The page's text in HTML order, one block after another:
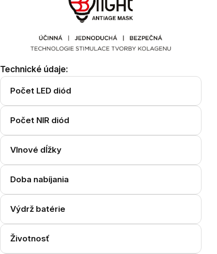
Technické údaje:
Počet LED diód
Počet NIR diód
Vlnové dĺžky
Doba nabíjania
Výdrž batérie
Životnosť